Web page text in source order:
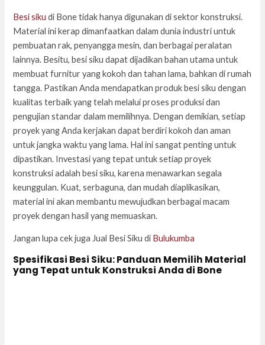
Besi siku di Bone tidak hanya digunakan di sektor konstruksi.
Material ini kerap dimanfaatkan dalam dunia industri untuk
pembuatan rak, penyangga mesin, dan berbagai peralatan
lainnya. Besitu, besi siku dapat dijadikan bahan utama untuk
membuat furnitur yang kokoh dan tahan lama, bahkan di rumah
tangga. Pastikan Anda mendapatkan produk besi siku dengan
kualitas terbaik yang telah melalui proses produksi dan
pengujian standar dalam memilihnya. Dengan demikian, setiap
proyek yang Anda kerjakan dapat berdiri kokoh dan aman
untuk jangka waktu yang lama. Hal ini sangat penting untuk
dipastikan. Investasi yang tepat untuk setiap proyek
konstruksi adalah besi siku, karena menawarkan segala
keunggulan. Kuat, serbaguna, dan mudah diaplikasikan,
material ini akan membantu mewujudkan berbagai macam
proyek dengan hasil yang memuaskan.
Jangan lupa cek juga Jual Besi Siku di Bulukumba
Spesifikasi Besi Siku: Panduan Memilih Material
yang Tepat untuk Konstruksi Anda di Bone